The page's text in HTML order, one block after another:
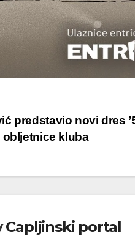
predstavio novi dres
obljetnice kluba
Capljinski portal